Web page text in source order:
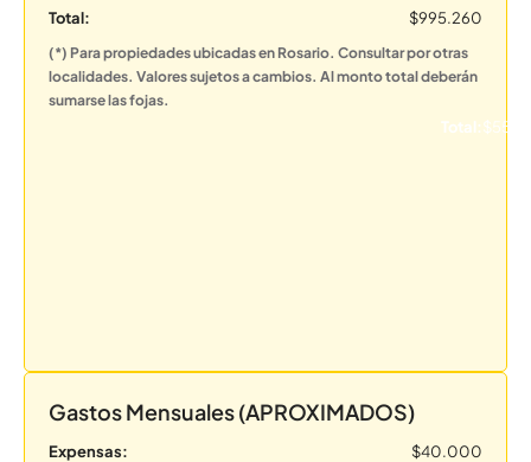
Total: $995.260
(*) Para propiedades ubicadas en Rosario. Consultar por otras
localidades. Valores sujetos a cambios. Al monto total deberán
sumarse las fojas.
Total:
Gastos Mensuales (APROXIMADOS)
Expensas: $40.000